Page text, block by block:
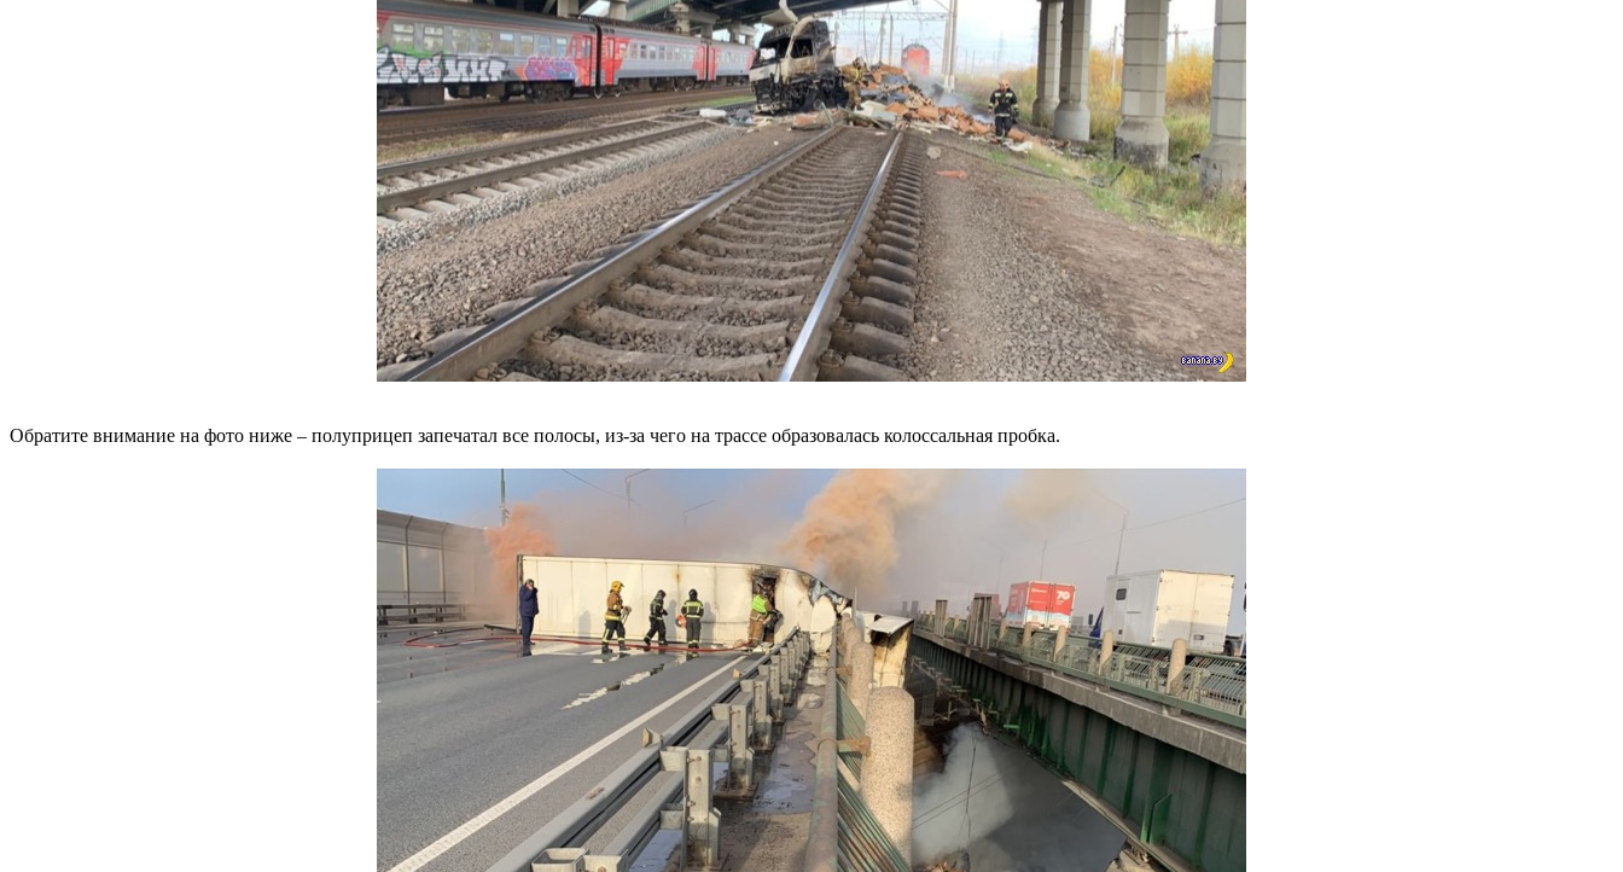
Обратите внимание на фото ниже – полуприцеп запечатал все полосы, из-за чего на трассе образовалась колоссальная пробка.